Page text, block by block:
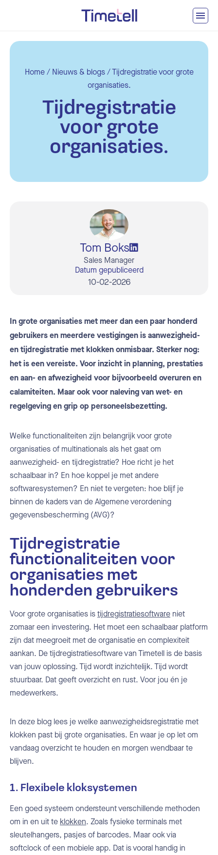
Home/ Nieuws & blogs/Tijdregistratie voor grote
organisaties.
Tijdregistratie
voor grote
organisaties.
Tom Boks
Sales Manager
Datum gepubliceerd
10-02-2026
In grote organisaties met meer dan een paar honderd
gebruikers en meerdere vestigingen is aanwezigheid-
en tijdregistratie met klokken onmisbaar. Sterker nog:
het is een vereiste. Voor inzicht in planning, prestaties
en aan- en afwezigheid voor bijvoorbeeld overuren en
calamiteiten. Maar ook voor naleving van wet- en
regelgeving en grip op personeelsbezetting.
Welke functionaliteiten zijn belangrijk voor grote
organisaties of multinationals als het gaat om
aanwezigheid- en tijdregistratie? Hoe richt je het
schaalbaar in? En hoe koppel je met andere
softwaresystemen? En niet te vergeten: hoe blijf je
binnen de kaders van de Algemene verordening
gegevensbescherming (AVG)?
Tijdregistratie
functionaliteiten voor
organisaties met
honderden gebruikers
Voor grote organisaties istijdregistratiesoftware niet
zomaar een investering. Het moet een schaalbaar platform
zijn dat meegroeit met de organisatie en complexiteit
aankan. De tijdregistratiesoftware van Timetell is de basis
van jouw oplossing. Tijd wordt inzichtelijk. Tijd wordt
stuurbaar. Dat geeft overzicht en rust. Voor jou én je
medewerkers.
In deze blog lees je welke aanwezigheidsregistratie met
klokken past bij grote organisaties. En waar je op let om
vandaag overzicht te houden en morgen wendbaar te
blijven.
1. Flexibele kloksystemen
Een goed systeem ondersteunt verschillende methoden
om in en uit te klokken. Zoals fysieke terminals met
sleutelhangers, pasjes of barcodes. Maar ook via
softclock of een mobiele app. Dat is vooral handig in